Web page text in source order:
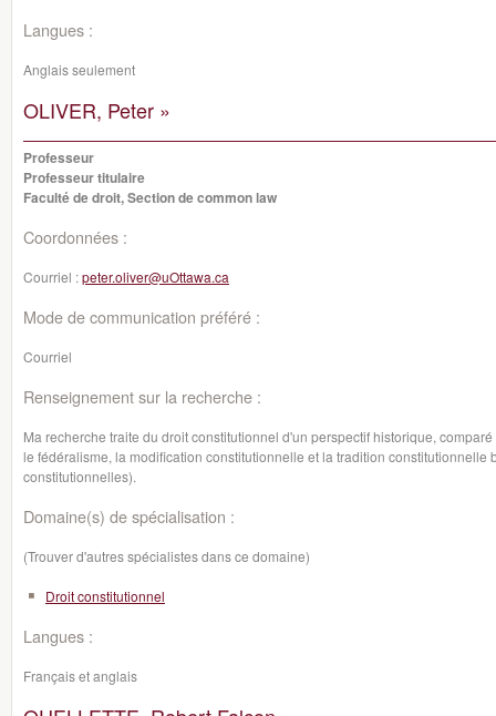
Langues :
Anglais seulement
OLIVER, Peter »
Professeur
Professeur titulaire
Faculté de droit, Section de common law
Coordonnées :
Courriel :peter.oliver@uOttawa.ca
Mode de communication préféré :
Courriel
Renseignement sur la recherche :
Ma recherche traite du droit constitutionnel d'un perspectif historique,
le fédéralisme, la modification constitutionnelle et la tradition
constitutionnelles).
Domaine(s) de spécialisation :
(Trouver d'autres spécialistes dans ce domaine)
Droit constitutionnel
Langues :
Français et anglais